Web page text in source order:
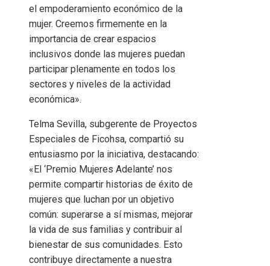
el empoderamiento económico de la
mujer. Creemos firmemente en la
importancia de crear espacios
inclusivos donde las mujeres puedan
participar plenamente en todos los
sectores y niveles de la actividad
económica».
Telma Sevilla, subgerente de Proyectos
Especiales de Ficohsa, compartió su
entusiasmo por la iniciativa, destacando:
«El ‘Premio Mujeres Adelante’ nos
permite compartir historias de éxito de
mujeres que luchan por un objetivo
común: superarse a sí mismas, mejorar
la vida de sus familias y contribuir al
bienestar de sus comunidades. Esto
contribuye directamente a nuestra